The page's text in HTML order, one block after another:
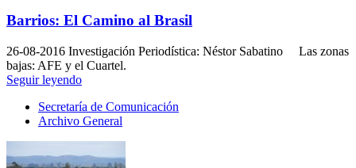
Barrios: El Camino al Brasil
26-08-2016 Investigación Periodística: Néstor Sabatino Las zonas
bajas: AFE y el Cuartel.
Seguir leyendo
Secretaría de Comunicación
Archivo General